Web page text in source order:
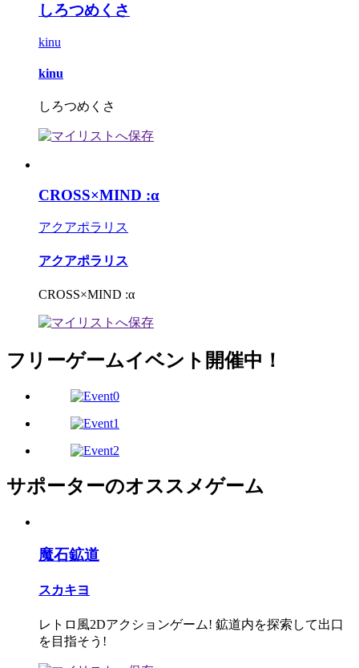
しろつめくさ
kinu
kinu
しろつめくさ
CROSS×MIND :α
アクアポラリス
アクアポラリス
CROSS×MIND :α
フリーゲームイベント開催中！
サポーターのオススメゲーム
魔石鉱道
スカキヨ
レトロ風2Dアクションゲーム! 鉱道内を探索して出口
を目指そう!